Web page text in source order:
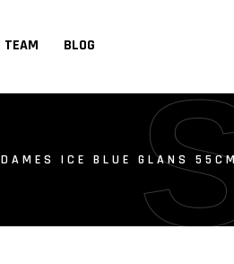
TEAM BLOG
ICE BLUE GLANS